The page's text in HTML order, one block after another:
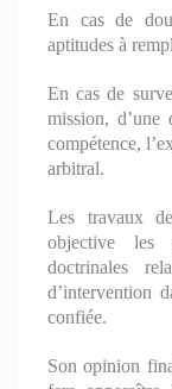
En cas de
aptitudes à
En cas de
mission, d’une
compétence,
arbitral.
Les travaux
objective les
doctrinales
d’intervention
confiée.
Son opinion